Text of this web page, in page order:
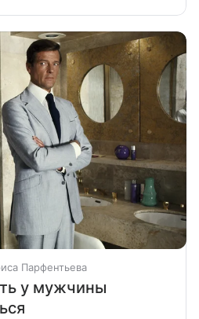
Парфентьева
у мужчины